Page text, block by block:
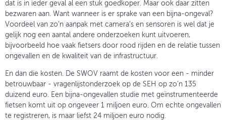
dat is in ieder geval al een stuk goedkoper. Maar ook daar zitten
bezwaren aan. Want wanneer is er sprake van een bijna-ongeval?
Voordeel van zo’n aanpak met camera’s en sensoren is wel dat je
gelijk nog een aantal andere onderzoeken kunt uitvoeren,
bijvoorbeeld hoe vaak fietsers door rood rijden en de relatie tussen
ongevallen en de kwaliteit van de infrastructuur.
En dan die kosten. De SWOV raamt de kosten voor een - minder
betrouwbaar - vragenlijstonderzoek op de SEH op zo’n 135
duizend euro. Een bijna-ongevallen studie met geïnstrumenteerde
fietsen komt uit op ongeveer 1 miljoen euro. Om echte ongevallen
te registreren, is maar liefst 24 miljoen euro nodig.